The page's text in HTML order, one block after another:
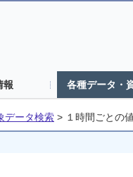
報 各種データ・
データ検索 > １時間ごとの